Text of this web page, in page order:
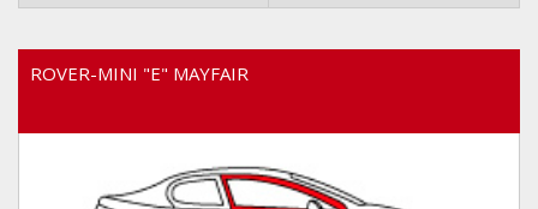
ROVER-MINI "E" MAYFAIR